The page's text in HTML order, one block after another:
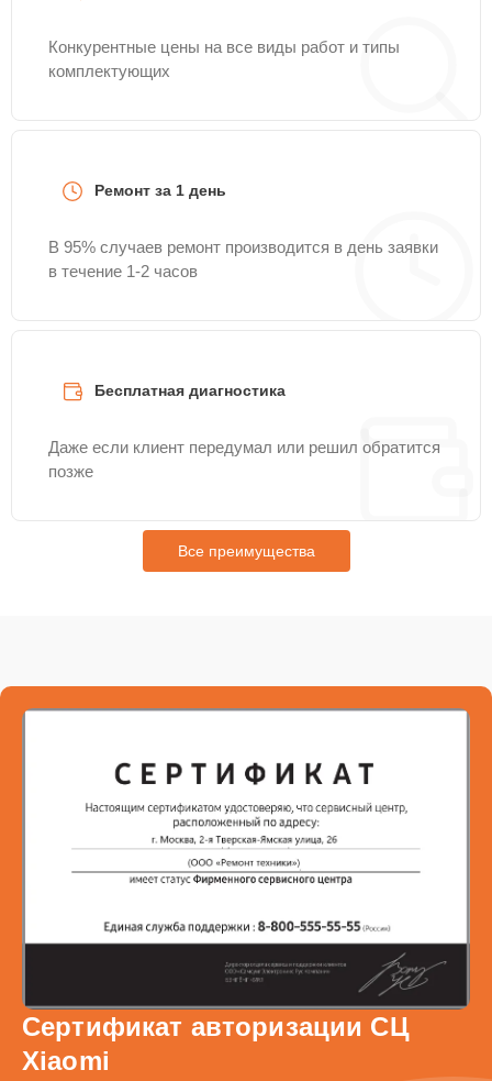
Конкурентные цены на все виды работ и типы
комплектующих
Ремонт за 1 день
В 95% случаев ремонт производится в день заявки
в течение 1-2 часов
Бесплатная диагностика
Даже если клиент передумал или решил обратится
позже
Все преимущества
Сертификат авторизации СЦ
Xiaomi